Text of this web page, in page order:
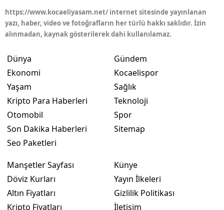
Zonguldak
Ardahan
https://www.kocaeliyasam.net/ internet sitesinde yayınlanan
yazı, haber, video ve fotoğrafların her türlü hakkı saklıdır. İzin
alınmadan, kaynak gösterilerek dahi kullanılamaz.
Dünya
Ekonomi
Yaşam
Kripto Para Haberleri
Otomobil
Son Dakika Haberleri
Seo Paketleri
Gündem
Kocaelispor
Sağlık
Teknoloji
Spor
Sitemap
Manşetler Sayfası
Döviz Kurları
Altın Fiyatları
Kripto Fiyatları
Künye
Yayın İlkeleri
Gizlilik Politikası
İletişim